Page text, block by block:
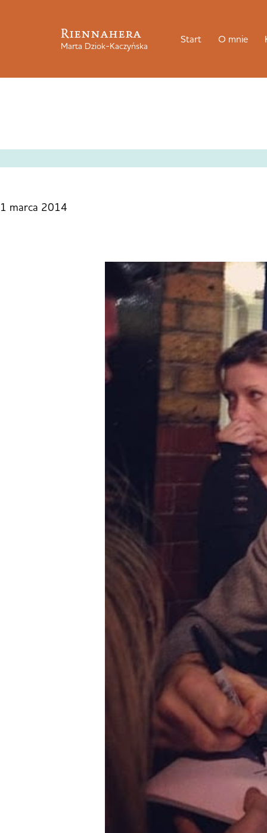
Riennahera
Marta Dziok-Kaczyńska
Start O mnie
1 marca 2014